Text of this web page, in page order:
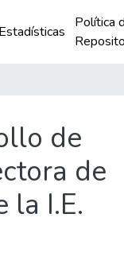
Estadísticas
Política
de
de
la I.E.